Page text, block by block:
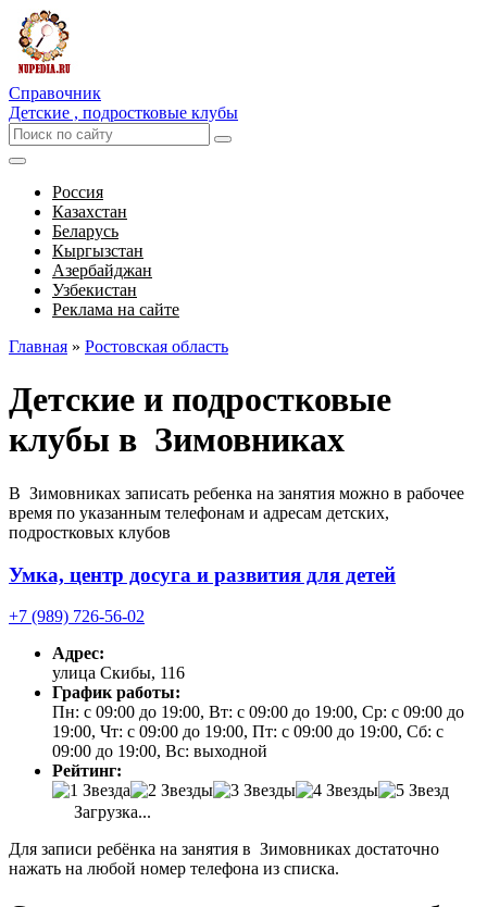
Справочник
Детские , подростковые клубы
Россия
Казахстан
Беларусь
Кыргызстан
Азербайджан
Узбекистан
Реклама на сайте
Главная » Ростовская область
Детские и подростковые
клубы в Зимовниках
В Зимовниках записать ребенка на занятия можно в рабочее
время по указанным телефонам и адресам детских,
подростковых клубов
Умка, центр досуга и развития для детей
+7 (989) 726-56-02
Адрес:
улица Скибы, 116
График работы:
Пн: с 09:00 до 19:00, Вт: с 09:00 до 19:00, Ср: с 09:00 до
19:00, Чт: с 09:00 до 19:00, Пт: с 09:00 до 19:00, Сб: с
09:00 до 19:00, Вс: выходной
Рейтинг:
Загрузка...
Для записи ребёнка на занятия в Зимовниках достаточно
нажать на любой номер телефона из списка.